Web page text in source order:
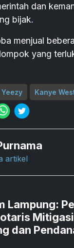
dan
bijak.
menjual
yang
Yeezy Kanye
artikel
Lampung:
dan